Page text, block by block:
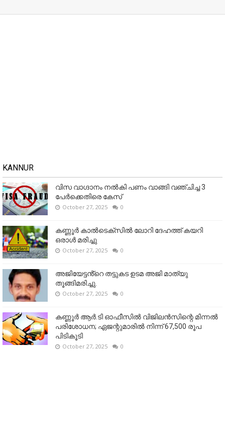
KANNUR
വിസ വാഗ്ദാനം നൽകി പണം വാങ്ങി വഞ്ചിച്ച 3
പേർക്കെതിരെ കേസ്
October 27, 2025 0
കണ്ണൂര്‍ കാല്‍ടെക്‌സില്‍ ലോറി ദേഹത്ത് കയറി
ഒരാള്‍ മരിച്ചു
October 27, 2025 0
അജിയേട്ടൻ്റെ തട്ടുകട ഉടമ അജി മാത്യു
തൂങ്ങിമരിച്ചു.
October 27, 2025 0
കണ്ണൂര്‍ ആര്‍.ടി ഓഫീസില്‍ വിജിലൻസിന്റെ മിന്നല്‍
പരിശോധന; ഏജന്റുമാരില്‍ നിന്ന് 67,500 രൂപ
പിടികൂടി
October 27, 2025 0